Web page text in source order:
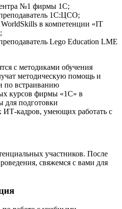
№1 фирмы 1С;
1С:ЦСО;
в компетенции «IT
Lego Education LME
с методиками обучения
методическую помощь и
по встраиванию
курсов фирмы «1С» в
для подготовки
кадров, умеющих работать с
участников. После
свяжемся с вами для